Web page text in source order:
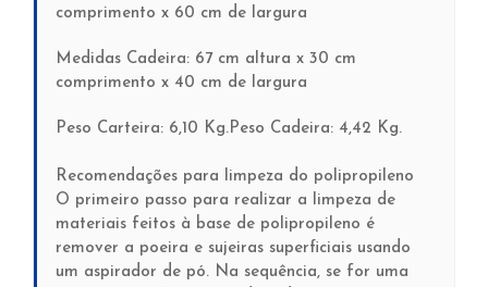
comprimento x 60 cm de largura
Medidas Cadeira: 67 cm altura x 30 cm
comprimento x 40 cm de largura
Peso Carteira: 6,10 Kg.Peso Cadeira: 4,42 Kg.
Recomendações para limpeza do polipropileno
O primeiro passo para realizar a limpeza de
materiais feitos à base de polipropileno é
remover a poeira e sujeiras superficiais usando
um aspirador de pó. Na sequência, se for uma